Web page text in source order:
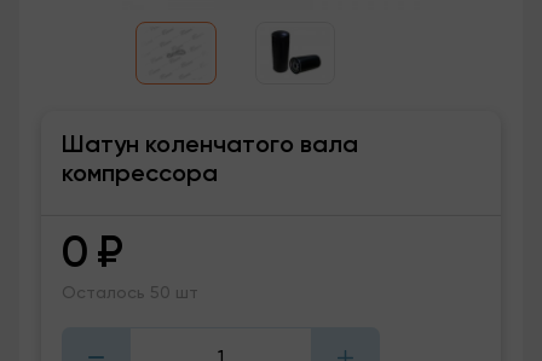
Шатун коленчатого вала
компрессора
0 ₽
Осталось 50 шт